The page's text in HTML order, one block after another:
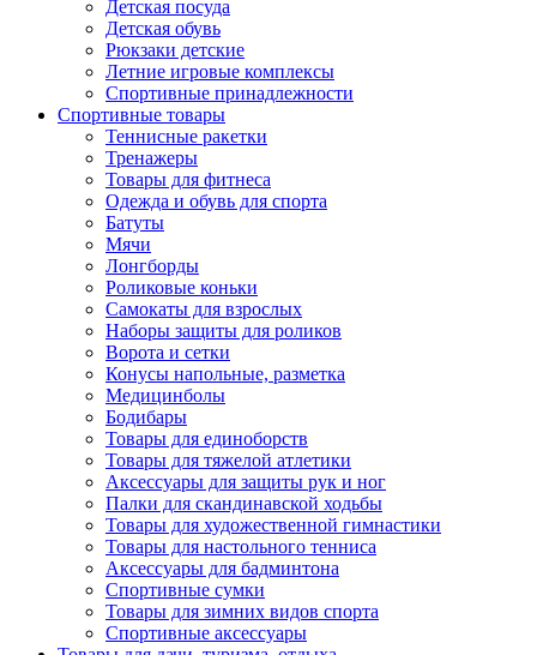
Детская посуда
Детская обувь
Рюкзаки детские
Летние игровые комплексы
Спортивные принадлежности
Спортивные товары
Теннисные ракетки
Тренажеры
Товары для фитнеса
Одежда и обувь для спорта
Батуты
Мячи
Лонгборды
Роликовые коньки
Самокаты для взрослых
Наборы защиты для роликов
Ворота и сетки
Конусы напольные, разметка
Медицинболы
Бодибары
Товары для единоборств
Товары для тяжелой атлетики
Аксессуары для защиты рук и ног
Палки для скандинавской ходьбы
Товары для художественной гимнастики
Товары для настольного тенниса
Аксессуары для бадминтона
Спортивные сумки
Товары для зимних видов спорта
Спортивные аксессуары